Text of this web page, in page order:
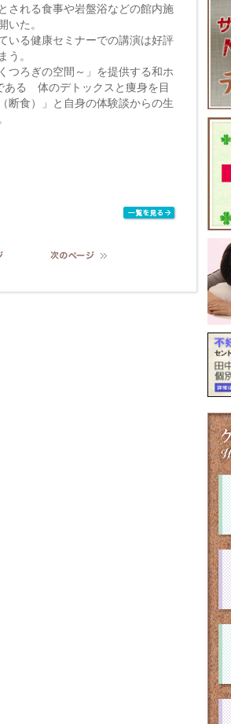
される食事や岩盤浴などの館内施
いた。
いる健康セミナーでの講演は好評
う。
つろぎの空間～」を提供する和ホ
ある 体のデトックスと痩身を目
断食）」と自身の体験談からの生